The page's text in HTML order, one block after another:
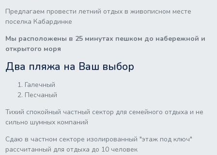
Предлагаем провести летний отдых в живописном месте
поселка Кабардинке
Мы расположены в 25 минутах пешком до набережной и
открытого моря
Два пляжа на Ваш выбор
Галечный
Песчаный
Тихий спокойный частный сектор для семейного отдыха и не
сильно шумных компаний
Сдаю в частном секторе изолированный "этаж под ключ"
рассчитанный для отдыха до 10 человек